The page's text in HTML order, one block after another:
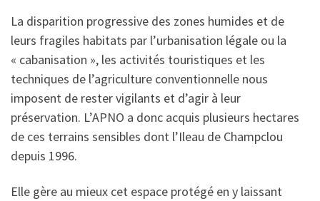
La disparition progressive des zones humides et de
leurs fragiles habitats par l’urbanisation légale ou la
« cabanisation », les activités touristiques et les
techniques de l’agriculture conventionnelle nous
imposent de rester vigilants et d’agir à leur
préservation. L’APNO a donc acquis plusieurs hectares
de ces terrains sensibles dont l’Ileau de Champclou
depuis 1996.
Elle gère au mieux cet espace protégé en y laissant